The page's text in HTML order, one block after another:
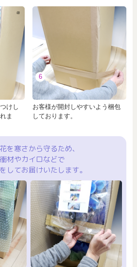
けし
ま
6
お客様が開封しやすいよう梱包
しております。
を寒さから守るため、
材やカイロなどで
してお届けいたします。